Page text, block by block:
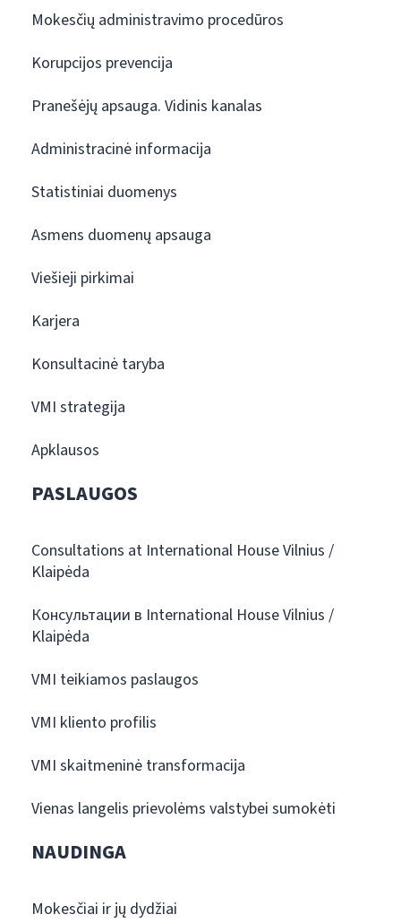
Mokesčių administravimo procedūros
Korupcijos prevencija
Pranešėjų apsauga. Vidinis kanalas
Administracinė informacija
Statistiniai duomenys
Asmens duomenų apsauga
Viešieji pirkimai
Karjera
Konsultacinė taryba
VMI strategija
Apklausos
PASLAUGOS
Consultations at International House Vilnius /
Klaipėda
Консультации в International House Vilnius /
Klaipėda
VMI teikiamos paslaugos
VMI kliento profilis
VMI skaitmeninė transformacija
Vienas langelis prievolėms valstybei sumokėti
NAUDINGA
Mokesčiai ir jų dydžiai